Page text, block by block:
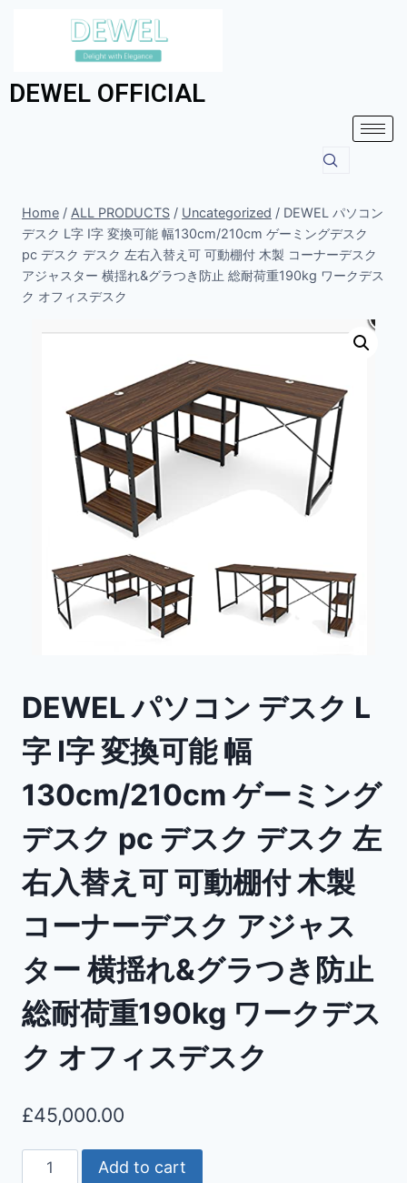
DEWEL OFFICIAL
Home / ALL PRODUCTS / Uncategorized / DEWEL パソコン
デスク L字 I字 変換可能 幅130cm/210cm ゲーミングデスク
pc デスク デスク 左右入替え可 可動棚付 木製 コーナーデスク
アジャスター 横揺れ&グラつき防止 総耐荷重190kg ワークデス
ク オフィスデスク
DEWEL パソコン デスク L
字 I字 変換可能 幅
130cm/210cm ゲーミング
デスク pc デスク デスク 左
右入替え可 可動棚付 木製
コーナーデスク アジャス
ター 横揺れ&グラつき防止
総耐荷重190kg ワークデス
ク オフィスデスク
£45,000.00
Add to cart